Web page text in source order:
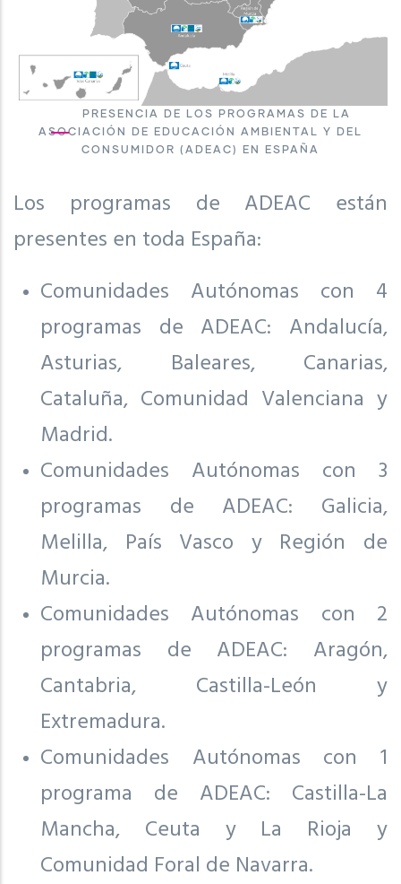
PRESENCIA DE LOS PROGRAMAS DE LA
ASOCIACIÓN DE EDUCACIÓN AMBIENTAL Y DEL
CONSUMIDOR (ADEAC) EN ESPAÑA
Los programas de ADEAC están
presentes en toda España:
Comunidades Autónomas con 4
programas de ADEAC: Andalucía,
Asturias, Baleares, Canarias,
Cataluña, Comunidad Valenciana y
Madrid.
Comunidades Autónomas con 3
programas de ADEAC: Galicia,
Melilla, País Vasco y Región de
Murcia.
Comunidades Autónomas con 2
programas de ADEAC: Aragón,
Cantabria, Castilla-León y
Extremadura.
Comunidades Autónomas con 1
programa de ADEAC: Castilla-La
Mancha, Ceuta y La Rioja y
Comunidad Foral de Navarra.